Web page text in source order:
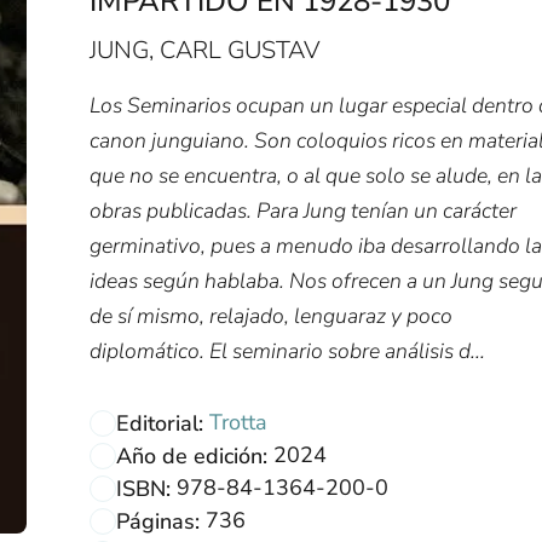
JUNG, CARL GUSTAV
Los Seminarios ocupan un lugar especial dentro
canon junguiano. Son coloquios ricos en
que no se encuentra, o al que solo se alude, en
obras publicadas. Para Jung tenían un carácter
germinativo, pues a menudo iba desarrollando
ideas según hablaba. Nos ofrecen a un Jung
de sí mismo, relajado, lenguaraz y poco
diplomático. El seminario sobre análisis d...
Editorial: Trotta
Año de edición: 2024
ISBN: 978-84-1364-200-0
Páginas: 736